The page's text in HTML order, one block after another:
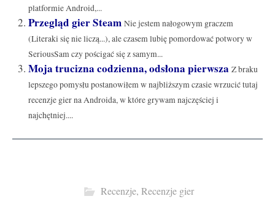
platformie Android,...
Przegląd gier Steam Nie jestem nałogowym graczem
(Literaki się nie liczą...), ale czasem lubię pomordować potwory w
SeriousSam czy pościgać się z samym...
Moja trucizna codzienna, odsłona pierwsza Z braku
lepszego pomysłu postanowiłem w najbliższym czasie wrzucić tutaj
recenzje gier na Androida, w które grywam najczęściej i
najchętniej....
Recenzje, Recenzje gier